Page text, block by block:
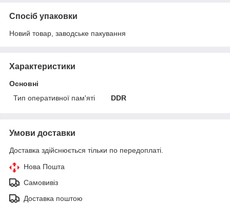
Спосіб упаковки
Новий товар, заводське пакування
Характеристики
Основні
Тип оперативної пам'яті
DDR
Умови доставки
Доставка здійснюється тільки по передоплаті.
Нова Пошта
Самовивіз
Доставка поштою